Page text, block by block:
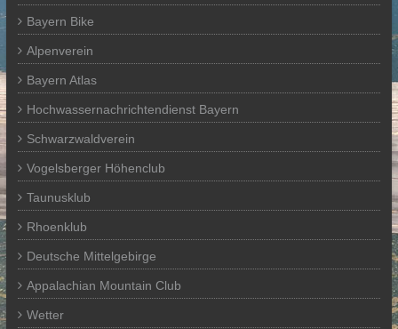
Bayern Bike
Alpenverein
Bayern Atlas
Hochwassernachrichtendienst Bayern
Schwarzwaldverein
Vogelsberger Höhenclub
Taunusklub
Rhoenklub
Deutsche Mittelgebirge
Appalachian Mountain Club
Wetter